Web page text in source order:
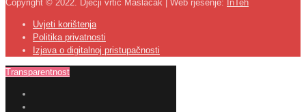
Copyright © 2022. Dječji vrtić Maslačak | Web rješenje: InTeh
Uvjeti korištenja
Politika privatnosti
Izjava o digitalnoj pristupačnosti
Transparentnost